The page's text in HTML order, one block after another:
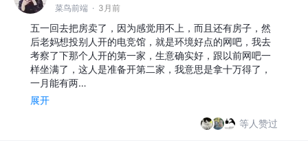
菜鸟前端 · 3月前
五一回去把房卖了，因为感觉用不上，而且还有房子，然
后老妈想投别人开的电竞馆，就是环境好点的网吧，我去
考察了下那个人开的第一家，生意确实好，跟以前网吧一
样坐满了，这人是准备开第二家，我意思是拿十万得了，
一月能有两…
展开
等人赞过